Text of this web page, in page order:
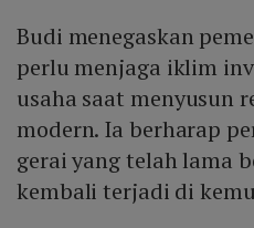
Budi menegaskan
perlu menjaga iklim
usaha saat menyusun
modern. Ia berharap
gerai yang telah lama
kembali terjadi di